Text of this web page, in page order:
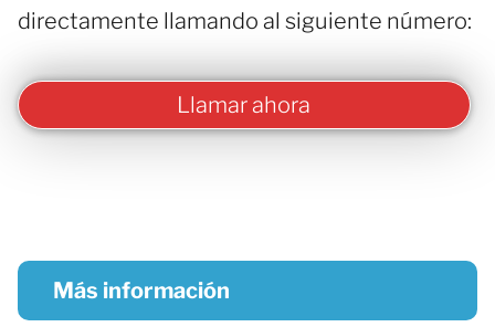
directamente llamando al siguiente número:
Llamar ahora
Más información